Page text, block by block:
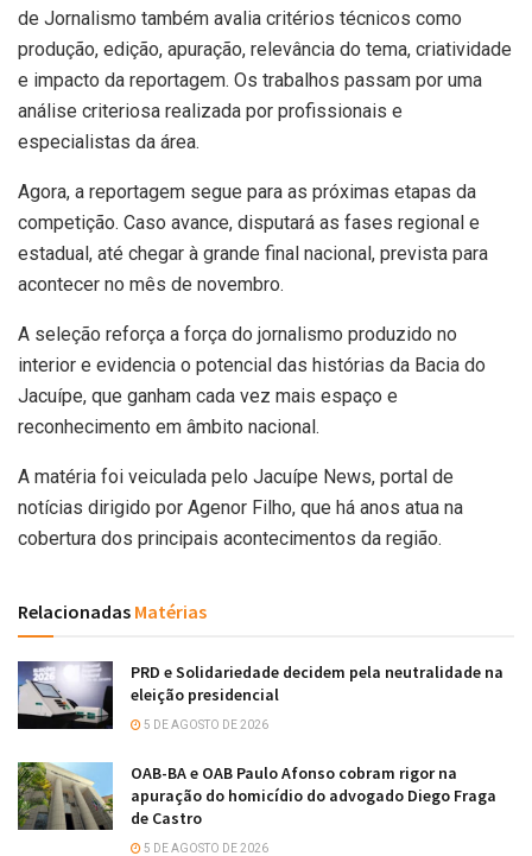
de Jornalismo também avalia critérios técnicos como
produção, edição, apuração, relevância do tema, criatividade
e impacto da reportagem. Os trabalhos passam por uma
análise criteriosa realizada por profissionais e
especialistas da área.
Agora, a reportagem segue para as próximas etapas da
competição. Caso avance, disputará as fases regional e
estadual, até chegar à grande final nacional, prevista para
acontecer no mês de novembro.
A seleção reforça a força do jornalismo produzido no
interior e evidencia o potencial das histórias da Bacia do
Jacuípe, que ganham cada vez mais espaço e
reconhecimento em âmbito nacional.
A matéria foi veiculada pelo Jacuípe News, portal de
notícias dirigido por Agenor Filho, que há anos atua na
cobertura dos principais acontecimentos da região.
Relacionadas Matérias
PRD e Solidariedade decidem pela neutralidade na
eleição presidencial
5 DE AGOSTO DE 2026
OAB-BA e OAB Paulo Afonso cobram rigor na
apuração do homicídio do advogado Diego Fraga
de Castro
5 DE AGOSTO DE 2026